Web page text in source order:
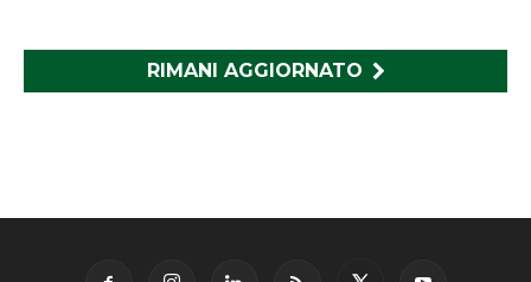
RIMANI AGGIORNATO